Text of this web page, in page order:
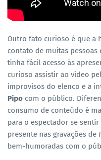
Outro fato curioso é que a
contato de muitas pessoas
tinha fácil acesso às
curioso assistir ao vídeo
improvisos do elenco e a
Pipo com o público.
consumo de conteúdo é
para o espectador se
presente nas gravações de
bem-humoradas com o